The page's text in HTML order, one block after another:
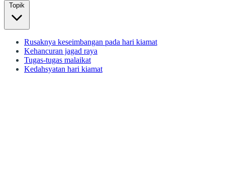
Topik
Rusaknya keseimbangan pada hari kiamat
Kehancuran jagad raya
Tugas-tugas malaikat
Kedahsyatan hari kiamat